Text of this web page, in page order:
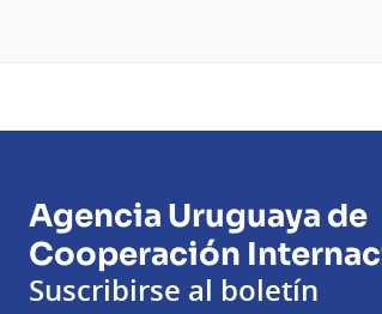
Agencia Uruguaya de
Cooperación
Suscribirse al boletín